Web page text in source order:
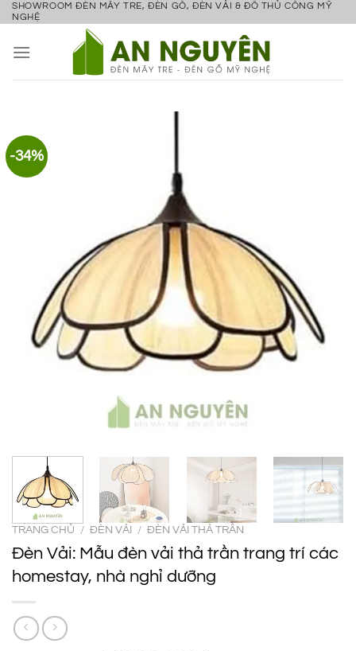
Bỏ
nội
SHOWROOM ĐÈN MÂY TRE, ĐÈN GỖ, ĐÈN VẢI & ĐỒ THỦ CÔNG MỸ
NGHỆ
-34%
TRANG CHỦ / ĐÈN VẢI / ĐÈN VẢI THẢ TRẦN
Đèn Vải: Mẫu đèn vải thả trần trang trí các
homestay, nhà nghỉ dưỡng